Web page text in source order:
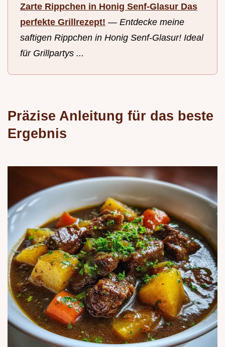
Zarte Rippchen in Honig Senf-Glasur Das
perfekte Grillrezept! — Entdecke meine
saftigen Rippchen in Honig Senf-Glasur! Ideal
für Grillpartys ...
Präzise Anleitung für das beste
Ergebnis